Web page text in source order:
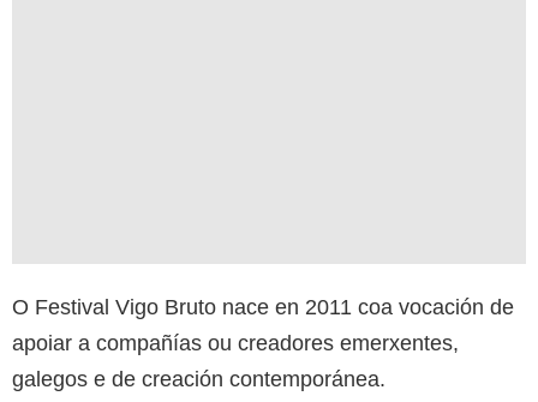
O Festival Vigo Bruto nace en 2011 coa vocación de
apoiar a compañías ou creadores emerxentes,
galegos e de creación contemporánea.